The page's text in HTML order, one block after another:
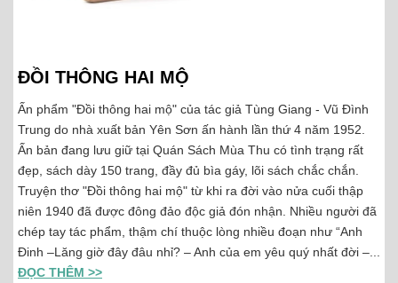
ĐỒI THÔNG HAI MỘ
Ấn phẩm "Đồi thông hai mộ" của tác giả Tùng Giang - Vũ Đình
Trung do nhà xuất bản Yên Sơn ấn hành lần thứ 4 năm 1952.
Ấn bản đang lưu giữ tại Quán Sách Mùa Thu có tình trạng rất
đẹp, sách dày 150 trang, đầy đủ bìa gáy, lõi sách chắc chắn.
Truyện thơ "Đồi thông hai mộ" từ khi ra đời vào nửa cuối thập
niên 1940 đã được đông đảo độc giả đón nhận. Nhiều người đã
chép tay tác phẩm, thậm chí thuộc lòng nhiều đoạn như “Anh
Đinh –Lăng giờ đây đâu nhỉ? – Anh của em yêu quý nhất đời –...
ĐỌC THÊM >>